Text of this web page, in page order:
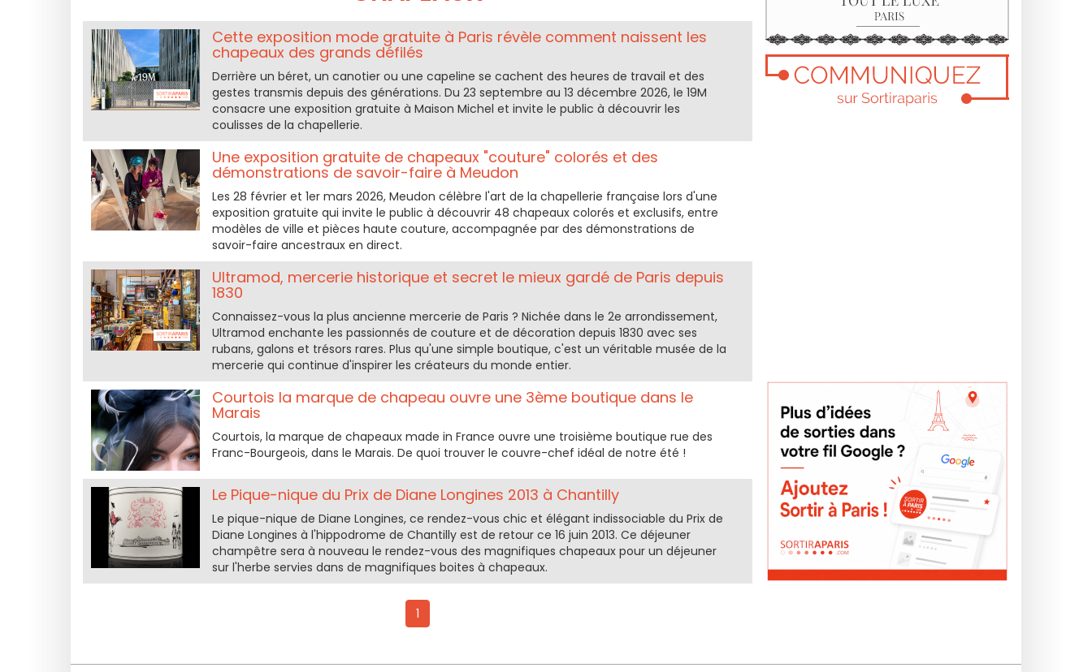
Cette exposition mode gratuite à Paris révèle comment naissent les
chapeaux des grands défilés
Derrière un béret, un canotier ou une capeline se cachent des heures de travail et des
gestes transmis depuis des générations. Du 23 septembre au 13 décembre 2026, le 19M
consacre une exposition gratuite à Maison Michel et invite le public à découvrir les
coulisses de la chapellerie.
Une exposition gratuite de chapeaux "couture" colorés et des
démonstrations de savoir-faire à Meudon
Les 28 février et 1er mars 2026, Meudon célèbre l'art de la chapellerie française lors d'une
exposition gratuite qui invite le public à découvrir 48 chapeaux colorés et exclusifs, entre
modèles de ville et pièces haute couture, accompagnée par des démonstrations de
savoir-faire ancestraux en direct.
Ultramod, mercerie historique et secret le mieux gardé de Paris depuis
1830
Connaissez-vous la plus ancienne mercerie de Paris ? Nichée dans le 2e arrondissement,
Ultramod enchante les passionnés de couture et de décoration depuis 1830 avec ses
rubans, galons et trésors rares. Plus qu'une simple boutique, c'est un véritable musée de la
mercerie qui continue d'inspirer les créateurs du monde entier.
Courtois la marque de chapeau ouvre une 3ème boutique dans le
Marais
Courtois, la marque de chapeaux made in France ouvre une troisième boutique rue des
Franc-Bourgeois, dans le Marais. De quoi trouver le couvre-chef idéal de notre été !
Le Pique-nique du Prix de Diane Longines 2013 à Chantilly
Le pique-nique de Diane Longines, ce rendez-vous chic et élégant indissociable du Prix de
Diane Longines à l'hippodrome de Chantilly est de retour ce 16 juin 2013. Ce déjeuner
champêtre sera à nouveau le rendez-vous des magnifiques chapeaux pour un déjeuner
sur l'herbe servies dans de magnifiques boites à chapeaux.
1